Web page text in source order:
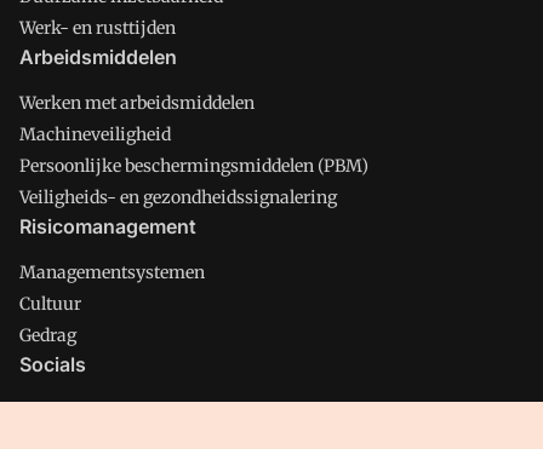
Werk- en rusttijden
Arbeidsmiddelen
Werken met arbeidsmiddelen
Machineveiligheid
Persoonlijke beschermingsmiddelen (PBM)
Veiligheids- en gezondheidssignalering
Risicomanagement
Managementsystemen
Cultuur
Gedrag
Socials